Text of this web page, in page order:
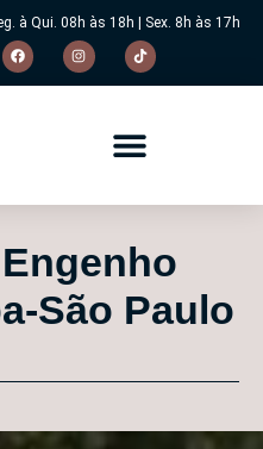
à Qui. 08h às 18h | Sex. 8h às 17h
São Paulo